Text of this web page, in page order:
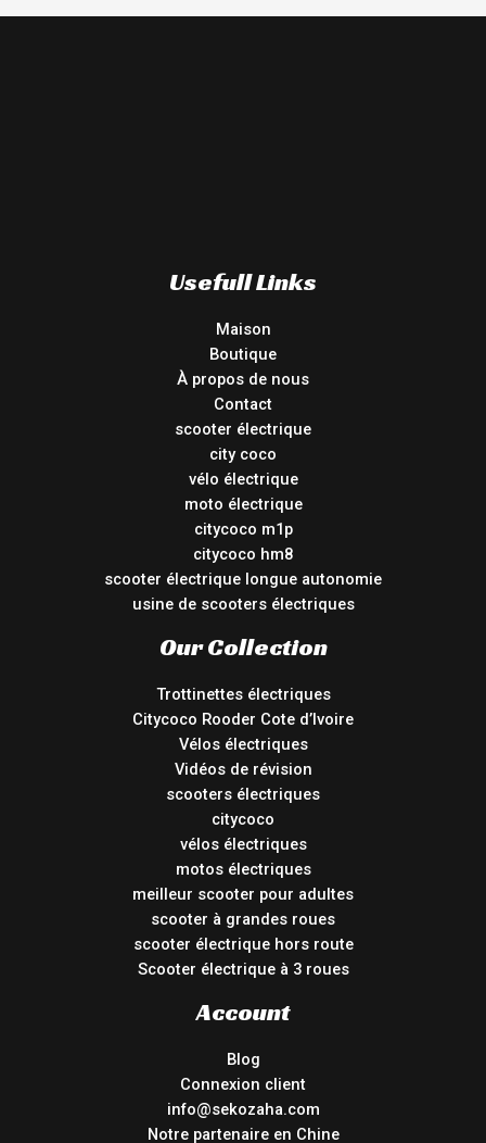
Usefull Links
Maison
Boutique
À propos de nous
Contact
scooter électrique
city coco
vélo électrique
moto électrique
citycoco m1p
citycoco hm8
scooter électrique longue autonomie
usine de scooters électriques
Our Collection
Trottinettes électriques
Citycoco Rooder Cote d’Ivoire
Vélos électriques
Vidéos de révision
scooters électriques
citycoco
vélos électriques
motos électriques
meilleur scooter pour adultes
scooter à grandes roues
scooter électrique hors route
Scooter électrique à 3 roues
Account
Blog
Connexion client
info@sekozaha.com
Notre partenaire en Chine